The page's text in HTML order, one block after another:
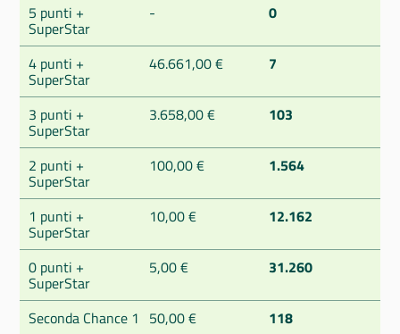
5 punti +
SuperStar
- 0
4 punti +
SuperStar
46.661,00 € 7
3 punti +
SuperStar
3.658,00 € 103
2 punti +
SuperStar
100,00 € 1.564
1 punti +
SuperStar
10,00 € 12.162
0 punti +
SuperStar
5,00 € 31.260
Seconda Chance 1 50,00 €
118